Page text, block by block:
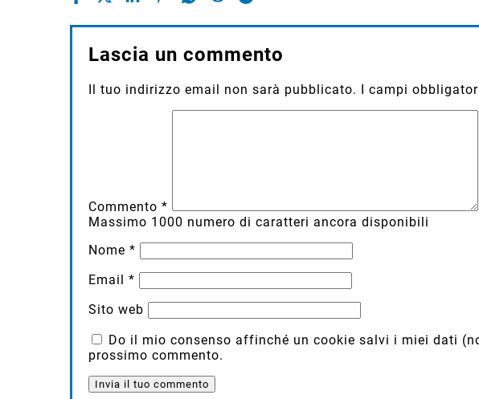
Lascia un commento
Il tuo indirizzo email non sarà pubblicato. I campi
Commento *
Massimo 1000 numero di caratteri ancora disponibili
Nome *
Email *
Sito web
Do il mio consenso affinché un cookie salvi i miei dati
prossimo commento.